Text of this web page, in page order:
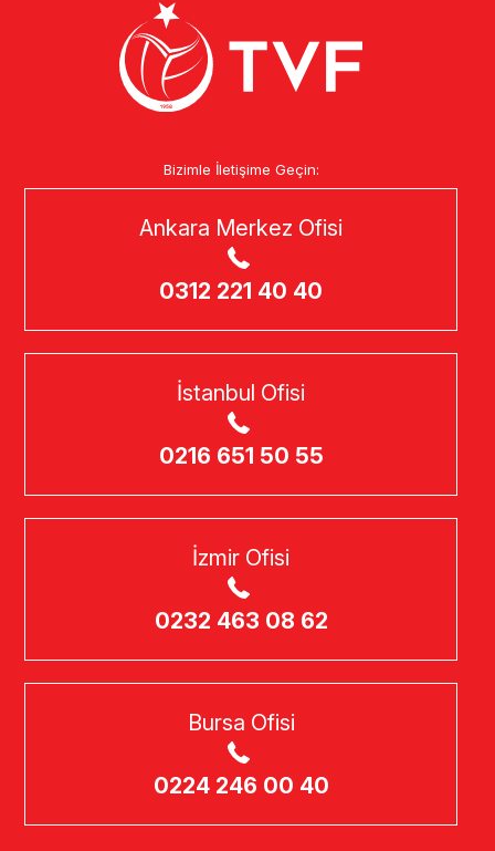
Bizimle İletişime Geçin:
Ankara Merkez Ofisi
0312 221 40 40
İstanbul Ofisi
0216 651 50 55
İzmir Ofisi
0232 463 08 62
Bursa Ofisi
0224 246 00 40